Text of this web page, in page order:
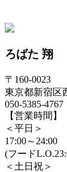
ろばた 翔
〒160-0023
東京都新宿区
050-5385-4767
【営業時間】
＜平日＞
17:00～24:00
(フード
＜土日祝＞